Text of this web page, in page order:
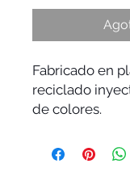
Fabricado en
reciclado
de colores.